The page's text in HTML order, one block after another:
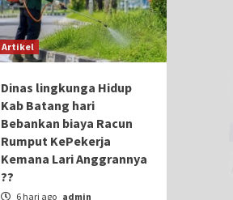
Artikel
Dinas lingkunga Hidup
Kab Batang hari
Bebankan biaya Racun
Rumput KePekerja
Kemana Lari Anggrannya
??
6 hari ago admin